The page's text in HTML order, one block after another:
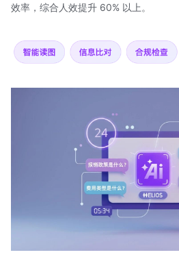
效率，综合人效提升 60% 以上。